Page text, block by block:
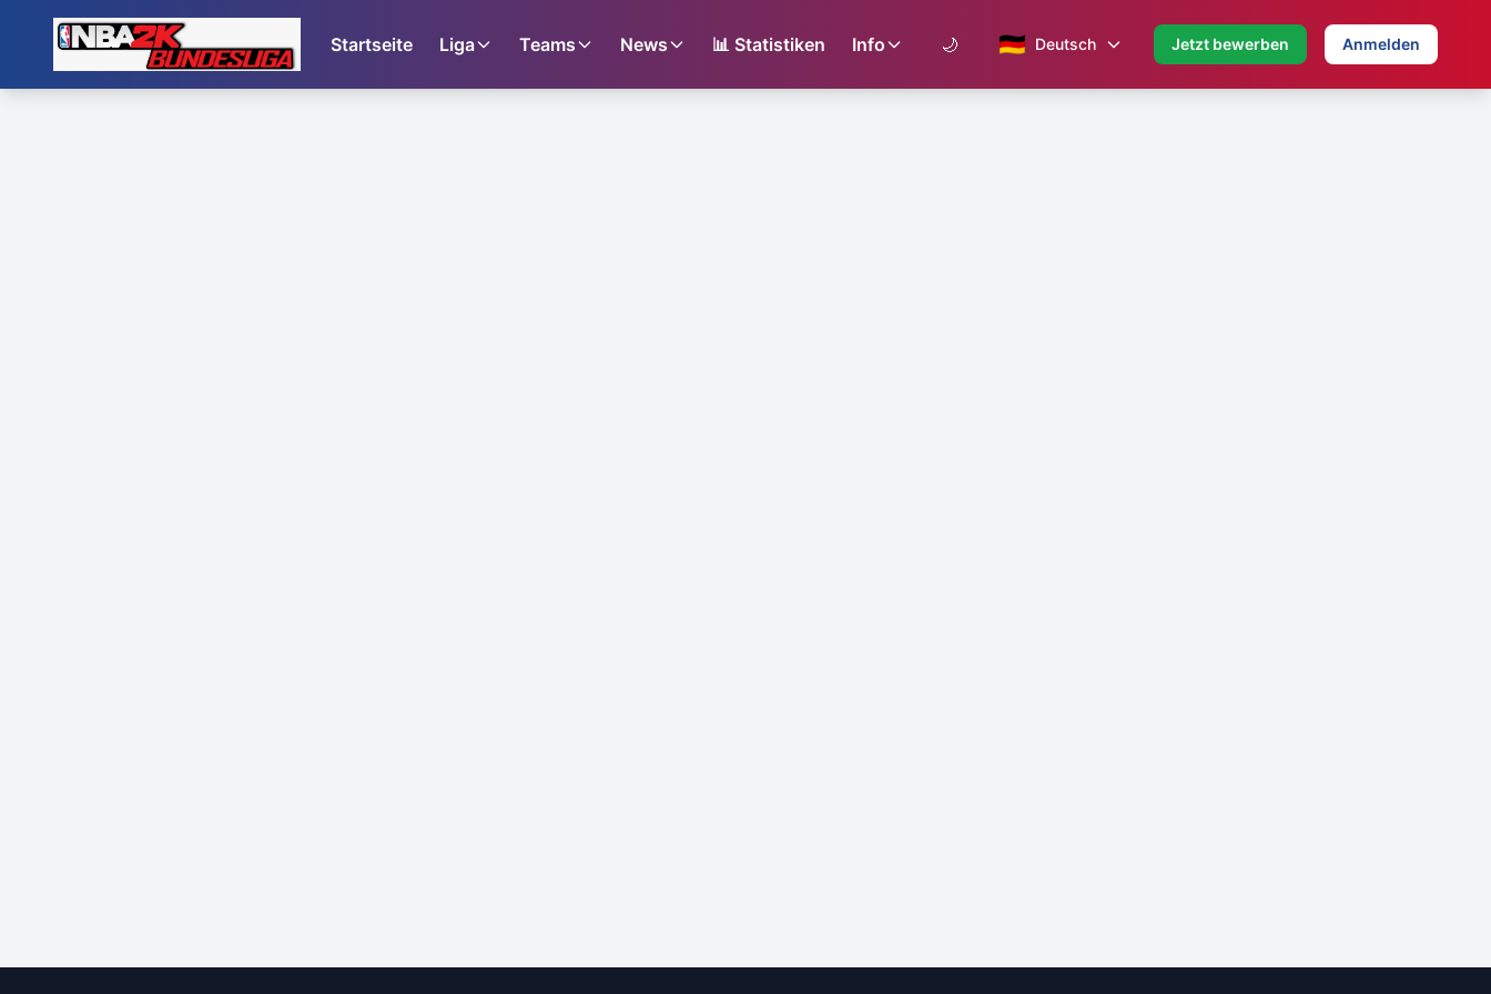
Startseite Liga Teams News 📊 Statistiken Info 🌙 🇩🇪 Deutsch Jetzt bewerben Anmelden